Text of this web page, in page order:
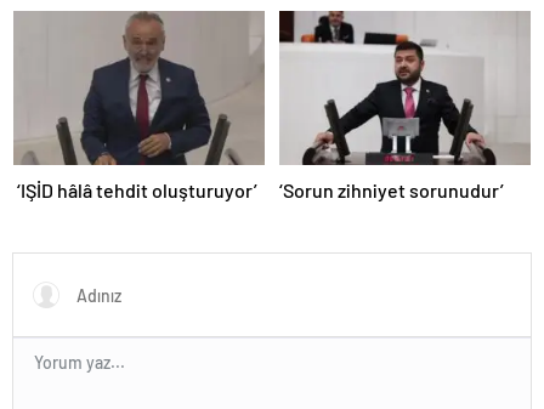
‘IŞİD hâlâ tehdit oluşturuyor’ ‘Sorun zihniyet sorunudur’